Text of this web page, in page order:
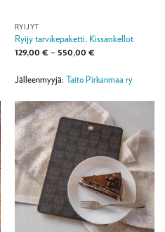
RYIJYT
Ryijy tarvikepaketti, Kissankellot
129,00 € – 550,00 €Hintaluokka:
550,00 €
Jälleenmyyjä: Taito Pirkanmaa ry